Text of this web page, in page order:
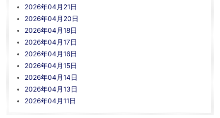
2026年04月21日
2026年04月20日
2026年04月18日
2026年04月17日
2026年04月16日
2026年04月15日
2026年04月14日
2026年04月13日
2026年04月11日